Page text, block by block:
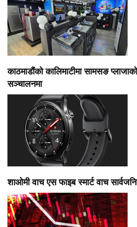
काठमाडौंको कालिमाटीमा सामसङ
सञ्चालनमा
शाओमी वाच एस फाइब स्मार्ट वाच